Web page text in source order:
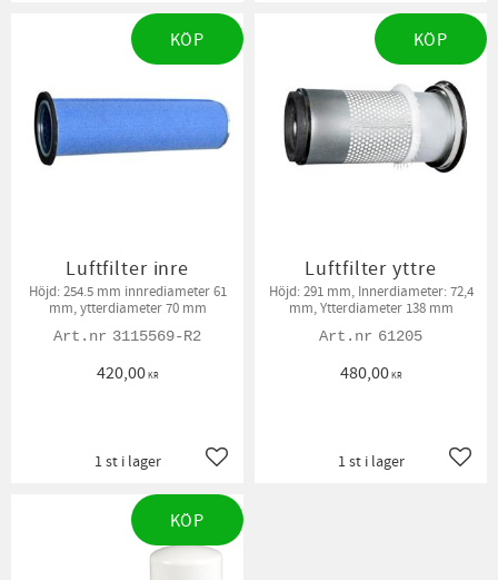
Luftfilter inre
Höjd: 254.5 mm innrediameter 61
mm, ytterdiameter 70 mm
3115569-R2
420,00KR
Lägg till i favoriter
1 st i lager
KÖP
Luftfilter yttre
Höjd: 291 mm, Innerdiameter: 72,4
mm, Ytterdiameter 138 mm
61205
480,00KR
1 st i lager
KÖP
KÖP